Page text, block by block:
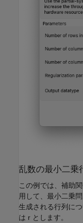
乱数の最小二乗
この例では、補助
用して、最小二乗
生成される行列に
は r とします。